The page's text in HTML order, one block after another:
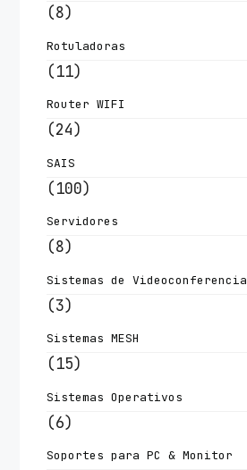
(8)
Rotuladoras
(11)
Router WIFI
(24)
SAIS
(100)
Servidores
(8)
Sistemas de Videoconferencia
(3)
Sistemas MESH
(15)
Sistemas Operativos
(6)
Soportes para PC & Monitor